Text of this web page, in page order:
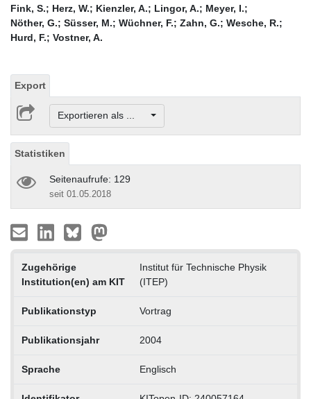
Fink, S.; Herz, W.; Kienzler, A.; Lingor, A.; Meyer, I.;
Nöther, G.; Süsser, M.; Wüchner, F.; Zahn, G.; Wesche, R.;
Hurd, F.; Vostner, A.
Export
Exportieren als ...
Statistiken
Seitenaufrufe: 129
seit 01.05.2018
Zugehörige
Institution(en) am KIT
Institut für Technische Physik
(ITEP)
Publikationstyp Vortrag
Publikationsjahr 2004
Sprache Englisch